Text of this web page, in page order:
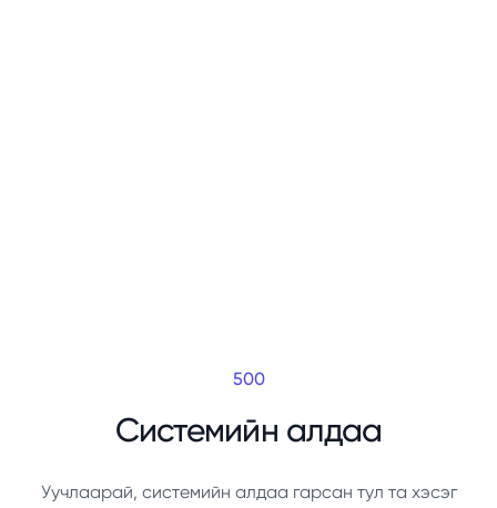
500
Системийн алдаа
Уучлаарай, системийн алдаа гарсан тул та хэсэг